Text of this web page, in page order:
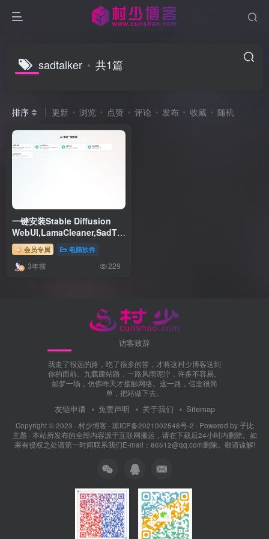
sadtalker 共1篇
排序 更新 浏览 点赞 评论 发布 收藏 随机
一键安装Stable Diffusion
WebUI,LamaCleaner,SadTalker,ChatGLM2-
6B,等AI工具,使用国内镜像,无
需魔法。
会员专属 电脑软件
3年前 229
访客致辞
我走了很远的路，吃了很多的苦，才将这村少博客送到
你的面前。九载建站路，一路风雨泥泞，许多不容易。
如梦一场，仿佛昨天才接触网络。这一路，信念很简
单，把站做下去。
友链申请 免责声明 关于我们 Sitemap
Copyright © 2023 · 村少博客 · 琼ICP备2021002548号-2 · Powered by子比
主题 · 本站所发布的全部内容源于互联网搬运，请在下载后24小时内删除。如
果有侵权之处请第一时间联系我们E-mail：86512@qq.com删除。敬请谅解!